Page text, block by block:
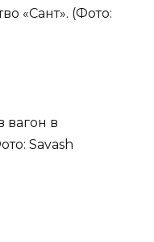
«Сант». (Фото:
вагон в
Savash